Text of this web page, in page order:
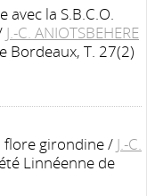
la S.B.C.O.
J.-C. ANIOTSBEHERE
Bordeaux, T. 27(2)
flore girondine/ J.-C.
Linnéenne de